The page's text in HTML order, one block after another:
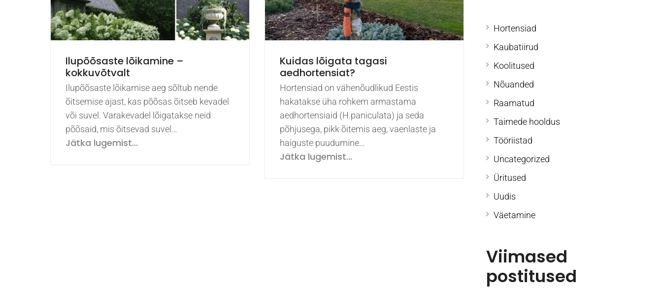
Ilupõõsaste lõikamine –
kokkuvõtvalt
Ilupõõsaste lõikamise aeg sõltub nende
õitsemise ajast, kas põõsas õitseb kevadel
või suvel. Varakevadel lõigatakse neid
põõsaid, mis õitsevad suvel…
Jätka lugemist...
Kuidas lõigata tagasi
aedhortensiat?
Hortensiad on vähenõudlikud Eestis
hakatakse üha rohkem armastama
aedhortensiaid (H.paniculata) ja seda
põhjusega, pikk õitemis aeg, vaenlaste ja
haiguste puudumine…
Jätka lugemist...
Hortensiad
Kaubatiirud
Koolitused
Nõuanded
Raamatud
Taimede hooldus
Tööriistad
Uncategorized
Üritused
Uudis
Väetamine
Viimased
postitused